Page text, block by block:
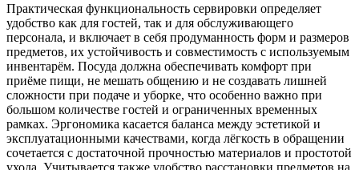
Практическая функциональность сервировки определяет
удобство как для гостей, так и для обслуживающего
персонала, и включает в себя продуманность форм и размеров
предметов, их устойчивость и совместимость с используемым
инвентарём. Посуда должна обеспечивать комфорт при
приёме пищи, не мешать общению и не создавать лишней
сложности при подаче и уборке, что особенно важно при
большом количестве гостей и ограниченных временных
рамках. Эргономика касается баланса между эстетикой и
эксплуатационными качествами, когда лёгкость в обращении
сочетается с достаточной прочностью материалов и простотой
ухода. Учитывается также удобство расстановки предметов на